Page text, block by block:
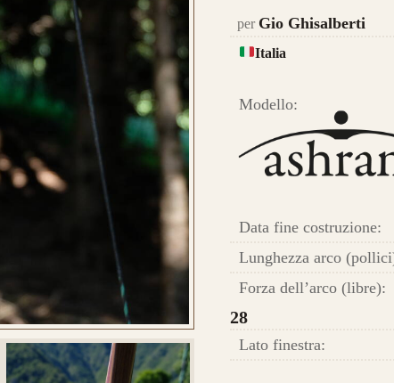
ORDINA IL TUO
per Gio Ghisalberti
Italia
Modello:
Data fine costruzione:
Lunghezza arco
Forza dell’arco (libre):
28
Lato finestra: